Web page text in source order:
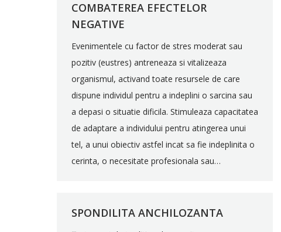
COMBATEREA EFECTELOR
NEGATIVE
Evenimentele cu factor de stres moderat sau
pozitiv (eustres) antreneaza si vitalizeaza
organismul, activand toate resursele de care
dispune individul pentru a indeplini o sarcina sau
a depasi o situatie dificila. Stimuleaza capacitatea
de adaptare a individului pentru atingerea unui
tel, a unui obiectiv astfel incat sa fie indeplinita o
cerinta, o necesitate profesionala sau…
SPONDILITA ANCHILOZANTA